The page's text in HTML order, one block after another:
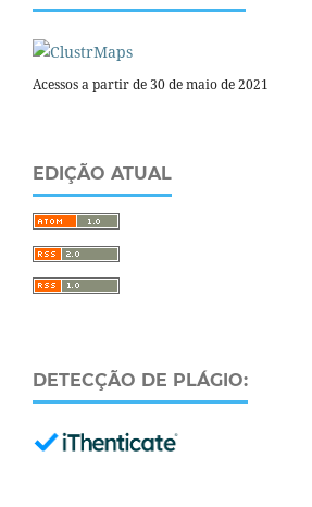
Acessos a partir de 30 de maio de 2021
EDIÇÃO ATUAL
DETECÇÃO DE PLÁGIO: